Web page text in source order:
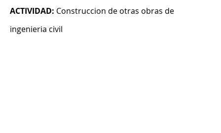
ACTIVIDAD: Construccion de otras obras de
ingenieria civil